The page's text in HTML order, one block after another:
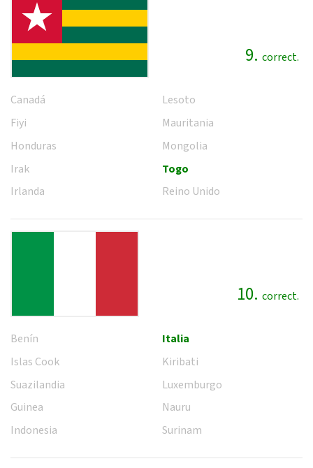
9. correct.
Canadá
Fiyi
Honduras
Irak
Irlanda
Lesoto
Mauritania
Mongolia
Togo
Reino Unido
10. correct.
Benín
Islas Cook
Suazilandia
Guinea
Indonesia
Italia
Kiribati
Luxemburgo
Nauru
Surinam